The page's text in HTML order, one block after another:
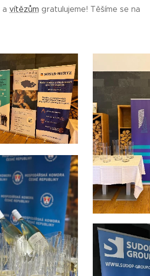
a vítězům gratulujeme! Těšíme se na